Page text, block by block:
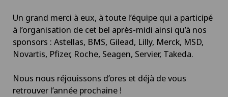
Un grand merci à eux, à toute l’équipe qui a participé
à l’organisation de cet bel après-midi ainsi qu’à nos
sponsors : Astellas, BMS, Gilead, Lilly, Merck, MSD,
Novartis, Pfizer, Roche, Seagen, Servier, Takeda.
Nous nous réjouissons d’ores et déjà de vous
retrouver l’année prochaine !